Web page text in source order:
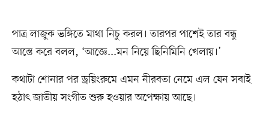
পাত্র লাজুক ভঙ্গিতে মাথা নিচু করল। তারপর পাশেই তার বন্ধু
আস্তে করে বলল, ‘আজ্ঞে...মন নিয়ে ছিনিমিনি খেলায়।’
কথাটা শোনার পর ড্রয়িংরুমে এমন নীরবতা নেমে এল যেন সবাই
হঠাৎ জাতীয় সংগীত শুরু হওয়ার অপেক্ষায় আছে।